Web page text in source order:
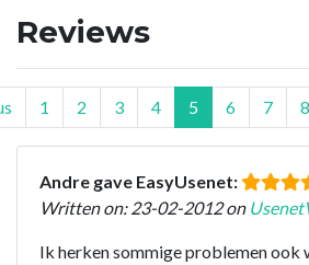
Reviews
1 2 3 4 5 6 7 8
Andre gave EasyUsenet:
Written on: 23-02-2012 on
Ik herken sommige problemen ook